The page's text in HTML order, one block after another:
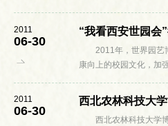
用户可以正常访...
2011
06-30
“我看西安世园会
2011年，世界园艺
康向上的校园文化，加
正深入了解到世界园艺
2011
06-30
西北农林科技大学博